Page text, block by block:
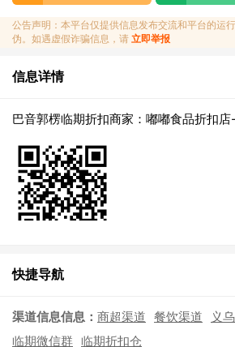
公告声明：本平台仅提供信息发布交流和平台的运
伪。如遇虚假诈骗信息，请 立即举报
信息详情
巴音郭楞临期折扣商家：嘟嘟食品折扣
快捷导航
渠道信息信息： 商超渠道 餐饮渠道
义
临期微信群 临期折扣仓